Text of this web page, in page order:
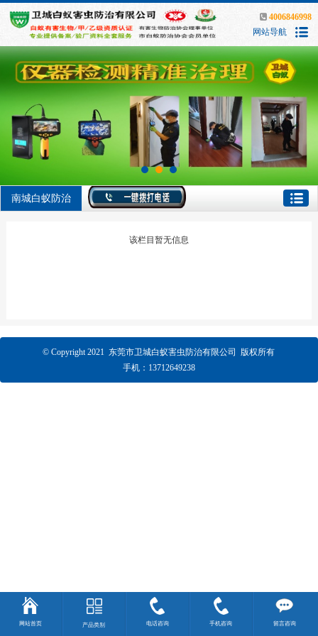
4006846998
网站导航
南城白蚁防治
该栏目暂无信息
© Copyright 2021 东莞市卫城白蚁害虫防治有限公司 版权所有
手机：13712649238
网站首页 产品类别 电话咨询 手机咨询 留言咨询